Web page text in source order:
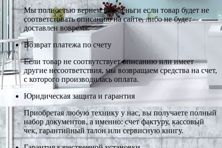
Мы полностью вернем вам деньги если товар будет не
соответстовать описанию на сайте, либо не будет
доставлен вовремя.
Возврат платежа по счету
Если товар не соотвутствует описанию или имеет
другие несоответствия, мы возвращаем средства на счет,
с которого производилась оплата.
Юридическая защита и гарантия
Приобретая любую технику у нас, вы получаете полный
набор документов, а именно: счет фактуру, кассовый
чек, гарантийный талон или сервисную книгу.